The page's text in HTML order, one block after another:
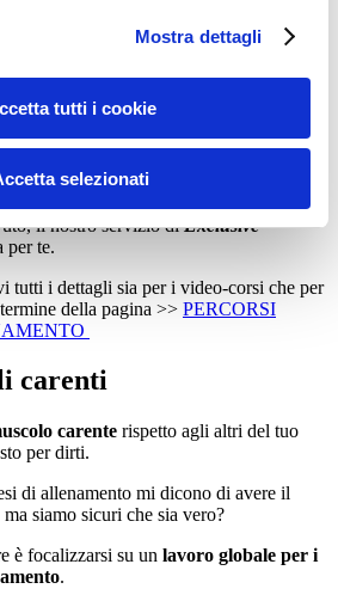
Mostra dettagli
tutti i cookie
selezionati
un miglioramento a 36o gradi
manubri ti permettono di arrivare pronto
speciale che grazie a sedute
ti permette di stravolgere il tuo corpo
a raggiungere la migliore forma
il nostro servizio diExclusive
per te.
i dettagli sia per i video-corsi che per
della pagina >> PERCORSI
carenti
carente rispetto agli altri del tuo
per dirti.
di allenamento mi dicono di avere il
siamo sicuri che sia vero?
è focalizzarsi su un lavoro globale per i
.